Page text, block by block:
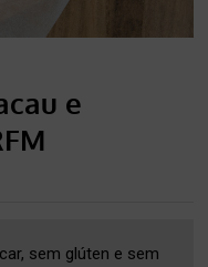
e
sem glúten e sem